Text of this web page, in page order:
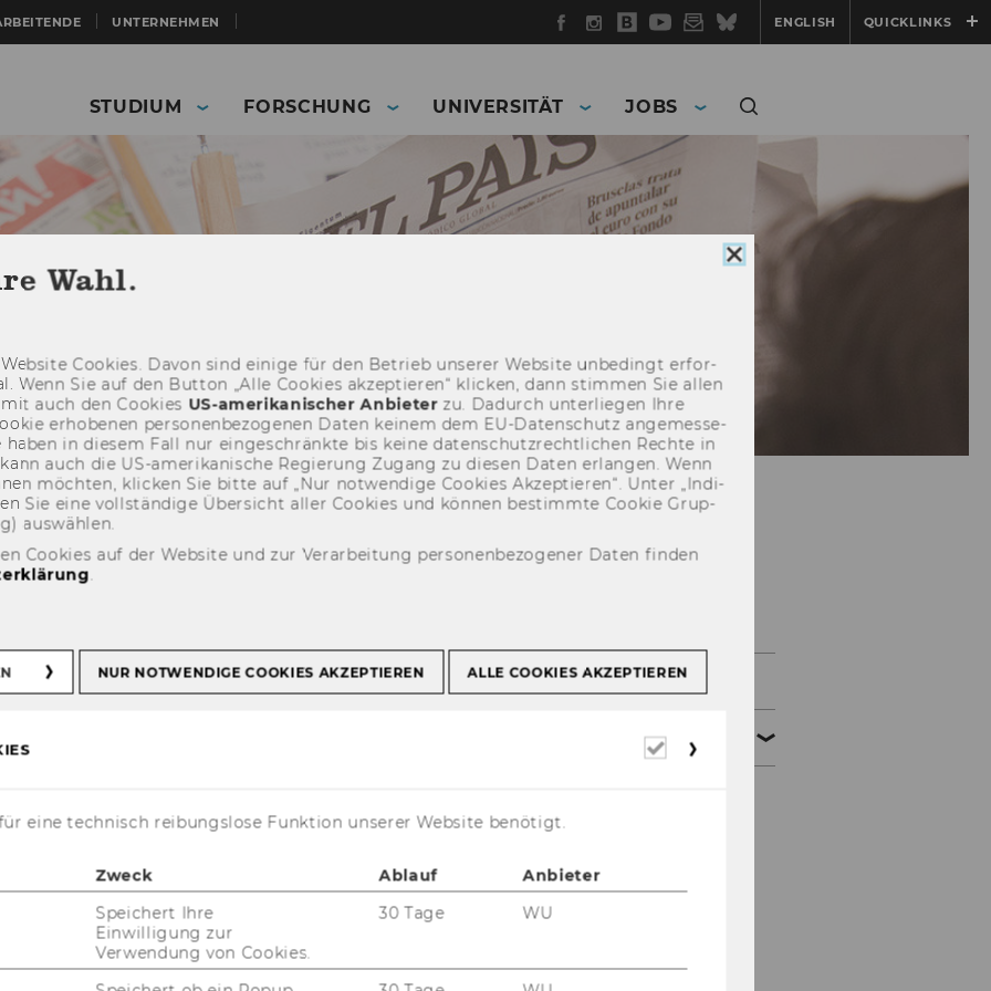
UNTERNEHMEN Facebook
Instagram
WU
Blog
YouTube
Newsletter
BlueskyENGLISH QUICKLINKS
STUDIUM FORSCHUNG UNIVERSITÄT JOBS
Publikationen
Archiv Mitteilungsblatt
Studienjahr 2024/2025
2025
Studienjahr 2025/2026
Studienjahr 2024/2025
Cookie
Wahl.
Coo­kies. Davon sind ei­ni­ge für den Be­trieb un­se­rer Web­site un­be­dingt er­for­
Wenn Sie auf den But­ton „Alle Coo­kies ak­zep­tie­ren“ kli­cken, dann stim­men Sie allen
auch den Coo­kies US-​amerikanischer An­bie­terzu. Da­durch un­ter­lie­gen Ihre
er­ho­be­nen per­so­nen­be­zo­ge­nen Daten kei­nem dem EU-​Datenschutz an­ge­mes­se­
haben in die­sem Fall nur ein­ge­schränk­te bis keine da­ten­schutz­recht­li­chen Rech­te in
auch die US-​amerikanische Re­gie­rung Zu­gang zu die­sen Daten er­lan­gen. Wenn
möch­ten, kli­cken Sie bitte auf „Nur not­wen­di­ge Coo­kies Ak­zep­tie­ren“. Unter „In­di­
Sie eine voll­stän­di­ge Über­sicht aller Coo­kies und kön­nen be­stimm­te Coo­kie Grup­
aus­wäh­len.
Cookies auf der Website und zur Verarbeitung personenbezogener Daten finden
.
NUR NOTWENDIGE COOKIES AKZEPTIEREN ALLE COOKIES AKZEPTIEREN
Erforderliche
eine technisch reibungslose Funktion unserer Website benötigt.
Zweck Ablauf
Anbieter
Speichert Ihre
Einwilligung zur
Verwendung von Cookies.
30 Tage WU